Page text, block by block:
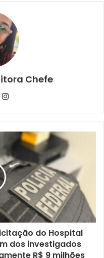
Chefe
Instagram
do Hospital
dos investigados
R$ 9 milhões